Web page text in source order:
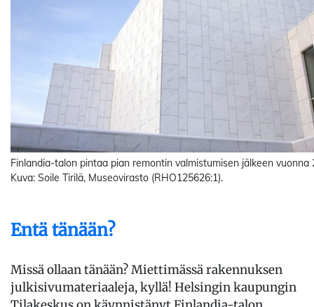
Finlandia-talon pintaa pian remontin valmistumisen jälkeen vuonna
Kuva: Soile Tirilä, Museovirasto (RHO125626:1).
Entä tänään?
Missä ollaan tänään? Miettimässä rakennuksen
julkisivumateriaaleja, kyllä! Helsingin kaupungin